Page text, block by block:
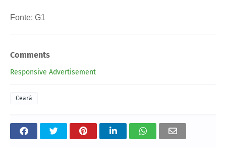
Fonte: G1
Comments
Responsive Advertisement
Ceará